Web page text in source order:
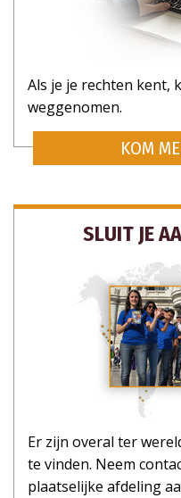
Als je je rechten kent,
weggenomen.
KOM
SLUIT JE
Er zijn overal ter
te vinden. Neem
plaatselijke afdeling